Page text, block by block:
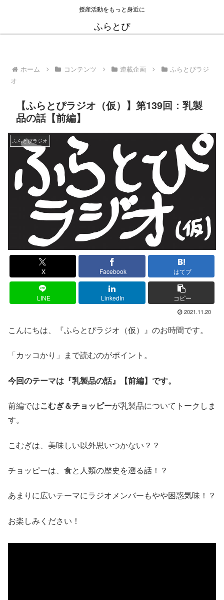
授産活動をもっと身近に
ふらとぴ
ホーム コンテンツ 連載企画
ふらとぴラジ
オ
【ふらとぴラジオ（仮）】第139回：乳製
品の話【前編】
ふらとぴラジオ
X Facebook はてブ
LINE LinkedIn コピー
2021.11.20
こんにちは、『ふらとぴラジオ（仮）』のお時間です。
「カッコかり」まで読むのがポイント。
今回のテーマは『乳製品の話』【前編】です。
前編ではこむぎ＆チョッピーが乳製品についてトークしま
す。
こむぎは、美味しい以外思いつかない？？
チョッピーは、食と人類の歴史を遡る話！？
あまりに広いテーマにラジオメンバーもやや困惑気味！？
お楽しみください！